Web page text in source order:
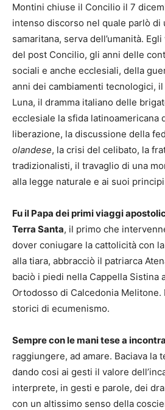
Montini chiuse il Concilio il 7
intenso discorso nel quale parlò di
samaritana, serva dell’umanità.
del post Concilio, gli anni delle
sociali e anche ecclesiali, della
anni dei cambiamenti tecnologici,
Luna, il dramma italiano delle
ecclesiale la sfida latinoamericana
liberazione, la discussione della
olandese, la crisi del celibato, la
tradizionalisti, il travaglio di una
alla legge naturale e ai suoi
Fu il Papa dei primi viaggi
Terra Santa, il primo che
dover coniugare la cattolicità con
alla tiara, abbracciò il patriarca
baciò i piedi nella Cappella Sistina
Ortodosso di Calcedonia Melitone.
storici di ecumenismo.
Sempre con le mani tese a
raggiungere, ad amare. Baciava la
dando cosi ai gesti il valore
interprete, in gesti e parole, dei
con un altissimo senso della